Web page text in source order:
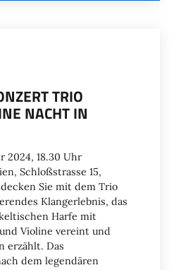
TRIO
NACHT IN
2024, 18.30 Uhr
Schloßstrasse 15,
Sie mit dem Trio
Klangerlebnis, das
Harfe mit
Violine vereint und
erzählt. Das
dem legendären